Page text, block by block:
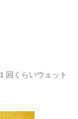
回くらいウェット